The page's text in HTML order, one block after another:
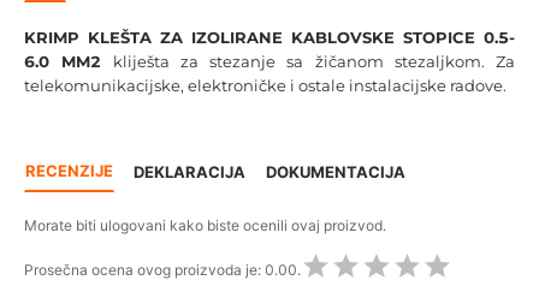
KRIMP KLEŠTA ZA IZOLIRANE KABLOVSKE STOPICE 0.5-
6.0 MM2 kliješta za stezanje sa žičanom stezaljkom. Za
telekomunikacijske, elektroničke i ostale instalacijske radove.
RECENZIJE DEKLARACIJA DOKUMENTACIJA
Morate biti ulogovani kako biste ocenili ovaj proizvod.
Prosečna ocena ovog proizvoda je: 0.00.